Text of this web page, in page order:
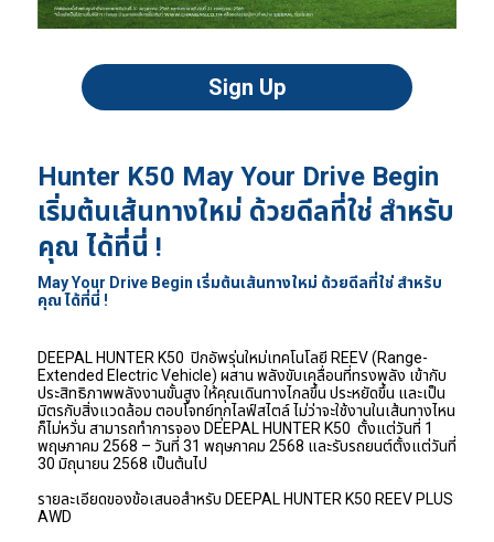
Sign Up
Hunter K50 May Your Drive Begin
เริ่มต้นเส้นทางใหม่ ด้วยดีลที่ใช่ สำหรับ
คุณ ได้ที่นี่ !
May Your Drive Begin เริ่มต้นเส้นทางใหม่ ด้วยดีลที่ใช่ สำหรับ
คุณ ได้ที่นี่ !
DEEPAL HUNTER K50  ปิกอัพรุ่นใหม่เทคโนโลยี REEV (Range-
Extended Electric Vehicle) ผสาน พลังขับเคลื่อนที่ทรงพลัง เข้ากับ
ประสิทธิภาพพลังงานขั้นสูง ให้คุณเดินทางไกลขึ้น ประหยัดขึ้น และเป็น
มิตรกับสิ่งแวดล้อม ตอบโจทย์ทุกไลฟ์สไตล์ ไม่ว่าจะใช้งานในเส้นทางไหน
ก็ไม่หวั่น สามารถทำการจอง DEEPAL HUNTER K50  ตั้งแต่วันที่ 1
พฤษภาคม 2568 – วันที่ 31 พฤษภาคม 2568 และรับรถยนต์ตั้งแต่วันที่
30 มิถุนายน 2568 เป็นต้นไป
รายละเอียดของข้อเสนอสำหรับ DEEPAL HUNTER K50 REEV PLUS
AWD